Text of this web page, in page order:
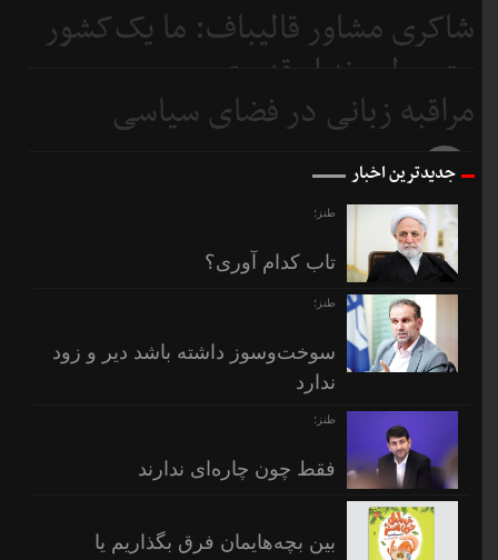
شاکری مشاور قالیباف: ما یک‌کشور
متوسطیم نه ابرقدرت
6 روز
مراقبه زبانی در فضای سیاسی
قبل
جدیدترین اخبار
طنز؛
تاب کدام آوری؟
طنز؛
سوخت‌وسوز داشته باشد دیر و زود
ندارد
طنز؛
فقط چون چاره‌ای ندارند
بین بچه‌هایمان فرق بگذاریم یا